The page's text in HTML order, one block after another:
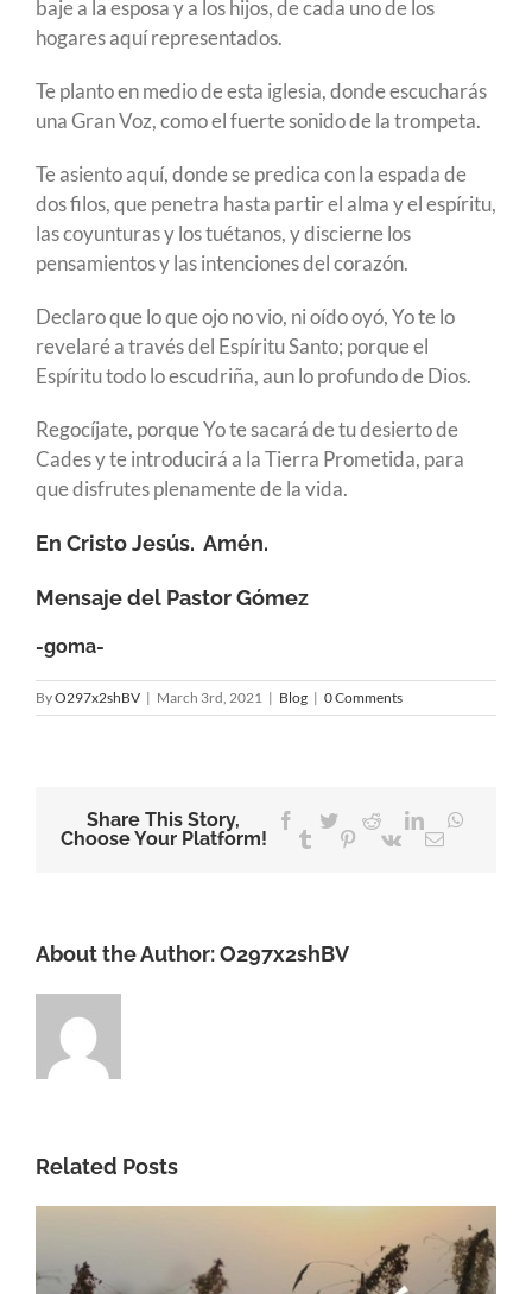
baje a la esposa y a los hijos, de cada uno de los
hogares aquí representados.
Te planto en medio de esta iglesia, donde escucharás
una Gran Voz, como el fuerte sonido de la trompeta.
Te asiento aquí, donde se predica con la espada de
dos filos, que penetra hasta partir el alma y el espíritu,
las coyunturas y los tuétanos, y discierne los
pensamientos y las intenciones del corazón.
Declaro que lo que ojo no vio, ni oído oyó, Yo te lo
revelaré a través del Espíritu Santo; porque el
Espíritu todo lo escudriña, aun lo profundo de Dios.
Regocíjate, porque Yo te sacará de tu desierto de
Cades y te introducirá a la Tierra Prometida, para
que disfrutes plenamente de la vida.
En Cristo Jesús. Amén.
Mensaje del Pastor Gómez
-goma-
ByO297x2shBV | March 3rd, 2021 | Blog | 0 Comments
Share This Story,
Choose Your Platform!
Facebook
TwitterRedditLinkedIn
Tumblr Pinterest
Vk Email
About the Author:O297x2shBV
Related Posts